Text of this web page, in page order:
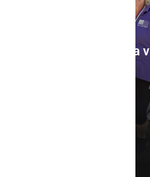
memorial Feliksa Pihlarja v